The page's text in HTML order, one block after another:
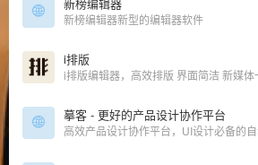
新榜编辑器新型的编辑器软件
i排版
i排版编辑器，高效排版 界面简洁 新媒体
摹客 - 更好的产品设计协作平台